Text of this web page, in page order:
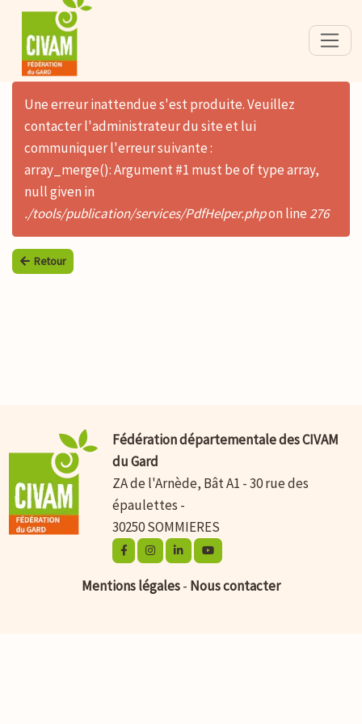
Une erreur inattendue s'est produite. Veuillez
contacter l'administrateur du site et lui
communiquer l'erreur suivante :
array_merge(): Argument #1 must be of type array,
null given in
./tools/publication/services/PdfHelper.phpon line276
Retour
Fédération départementale des CIVAM
du Gard
ZA de l'Arnède, Bât A1 - 30 rue des
épaulettes -
30250 SOMMIERES
Mentions légales- Nous contacter